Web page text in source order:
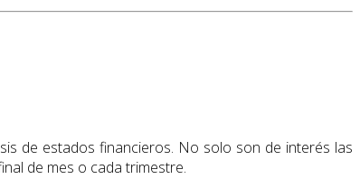
de estados financieros. No solo son de interés las
de mes o cada trimestre.